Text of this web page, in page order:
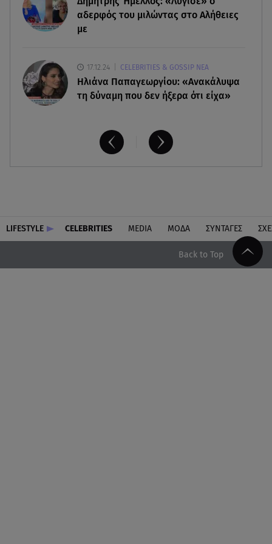
αδερφός του μιλώντας στο Αλήθειες
με
17.12.24 CELEBRITIES & GOSSIP ΝΕΑ
Ηλιάνα Παπαγεωργίου: «Ανακάλυψα
τη δύναμη που δεν ήξερα ότι είχα»
LIFESTYLE CELEBRITIES MEDIA ΜΟΔΑ ΣΥΝΤΑΓΕΣ
Back to Top